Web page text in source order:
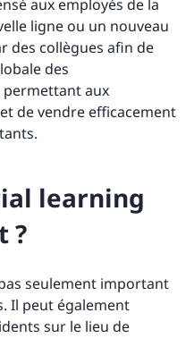
aux employés de la
ligne ou un nouveau
des collègues afin de
des
aux
de vendre efficacement
learning
?
pas seulement important
Il peut également
sur le lieu de